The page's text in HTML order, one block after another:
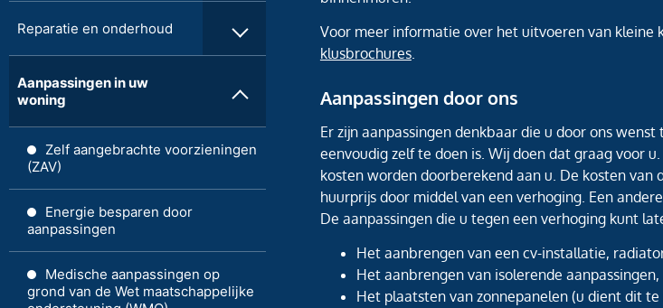
Reparatie en onderhoud
Aanpassingen in uw
woning
Zelf aangebrachte voorzieningen
(ZAV)
Energie besparen door
aanpassingen
Medische aanpassingen op
grond van de Wet maatschappelijke
Voor meer informatie over het uitvoeren van kleine
klusbrochures.
Aanpassingen door ons
Er zijn aanpassingen denkbaar die u door ons
eenvoudig zelf te doen is. Wij doen dat graag voor
kosten worden doorberekend aan u. De kosten van
huurprijs door middel van een verhoging. Een
De aanpassingen die u tegen een verhoging kunt
Het aanbrengen van een cv-installatie,
Het aanbrengen van isolerende
Het plaatsten van zonnepanelen (u dient dit